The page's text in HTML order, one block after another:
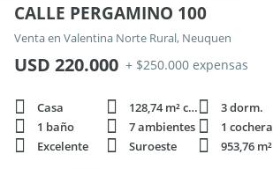
CALLE PERGAMINO 100
Venta en Valentina Norte Rural, Neuquen
USD 220.000 + $250.000 expensas
Casa 128,74 m² cubie. 3 dorm.
1 baño
7 ambientes 1 cochera
Excelente
Suroeste